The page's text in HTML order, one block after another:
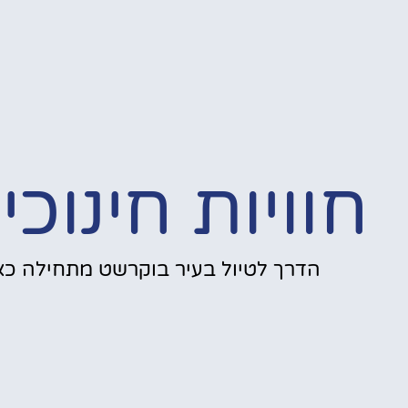
חוויות
הדרך לטיול בעיר בוקרשט מתחילה